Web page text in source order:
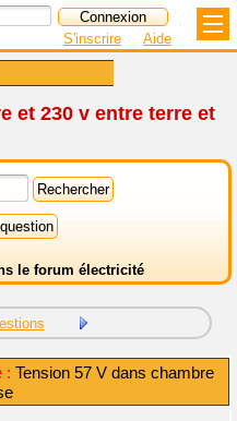
S'inscrire Aide
et 230 v entre terre et
le forum électricité
: Tension 57 V dans chambre